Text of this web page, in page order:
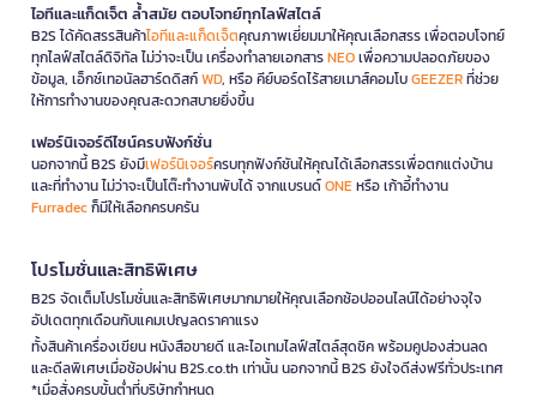
ไอทีและแก็ดเจ็ต ล้ำสมัย ตอบโจทย์ทุกไลฟ์สไตล์
B2S ได้คัดสรรสินค้าไอทีและแก็ดเจ็ตคุณภาพเยี่ยมมาให้คุณเลือกสรร เพื่อตอบโจทย์
ทุกไลฟ์สไตล์ดิจิทัล ไม่ว่าจะเป็น เครื่องทำลายเอกสารNEOเพื่อความปลอดภัยของ
ข้อมูล, เอ็กซ์เทอนัลฮาร์ดดิสก์WD, หรือ คีย์บอร์ดไร้สายเมาส์คอมโบGEEZERที่ช่วย
ให้การทำงานของคุณสะดวกสบายยิ่งขึ้น
เฟอร์นิเจอร์ดีไซน์ครบฟังก์ชั่น
นอกจากนี้ B2S ยังมีเฟอร์นิเจอร์ครบทุกฟังก์ชันให้คุณได้เลือกสรรเพื่อตกแต่งบ้าน
และที่ทำงาน ไม่ว่าจะเป็นโต๊ะทำงานพับได้ จากแบรนด์ONEหรือ เก้าอี้ทำงาน
Furradecก็มีให้เลือกครบครัน
โปรโมชั่นและสิทธิพิเศษ
B2S จัดเต็มโปรโมชั่นและสิทธิพิเศษมากมายให้คุณเลือกช้อปออนไลน์ได้อย่างจุใจ
อัปเดตทุกเดือนกับแคมเปญลดราคาแรง
ทั้งสินค้าเครื่องเขียน หนังสือขายดี และไอเทมไลฟ์สไตล์สุดชิค พร้อมคูปองส่วนลด
และดีลพิเศษเมื่อช้อปผ่าน B2S.co.th เท่านั้น นอกจากนี้ B2S ยังใจดีส่งฟรีทั่วประเทศ
*เมื่อสั่งครบขั้นต่ำที่บริษัทกำหนด